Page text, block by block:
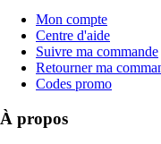
Mon compte
Centre d'aide
Suivre ma commande
Retourner ma
Codes promo
À propos